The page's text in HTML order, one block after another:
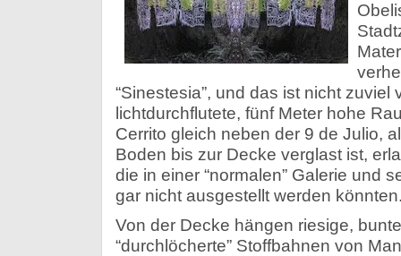
“Sinestesia”, und das ist nicht zuviel
lichtdurchflutete, fünf Meter hohe
Cerrito gleich neben der 9 de Julio,
Boden bis zur Decke verglast ist,
die in einer “normalen” Galerie und
gar nicht ausgestellt werden
Von der Decke hängen riesige,
“durchlöcherte” Stoffbahnen von